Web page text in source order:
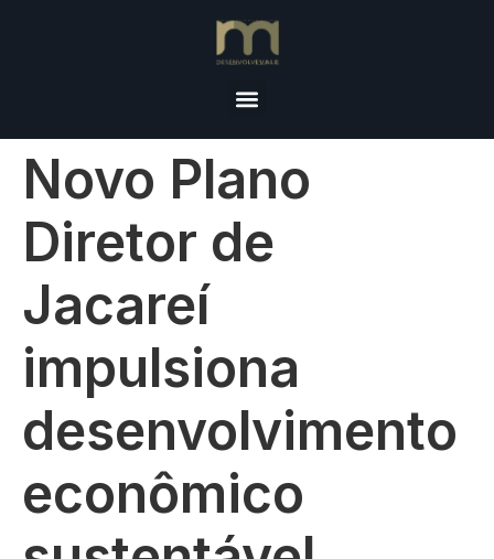
Novo Plano
Diretor de
Jacareí
impulsiona
desenvolvimento
econômico